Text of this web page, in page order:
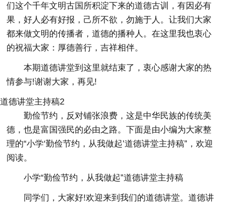
们这个千年文明古国所积淀下来的道德古训，有因必有
果，好人必有好报，己所不欲，勿施于人。让我们大家
都来做文明的传播者，道德的播种人。在这里我也衷心
的祝福大家：厚德善行，吉祥相伴。
本期道德讲堂到这里就结束了，衷心感谢大家的热
情参与!谢谢大家，再见!
道德讲堂主持稿2
勤俭节约，反对铺张浪费，这是中华民族的传统美
德，也是富国强民的必由之路。下面是由小编为大家整
理的“小学‘勤俭节约，从我做起’道德讲堂主持稿”，欢迎
阅读。
小学“勤俭节约，从我做起”道德讲堂主持稿
同学们，大家好!欢迎来到我们的道德讲堂。道德讲